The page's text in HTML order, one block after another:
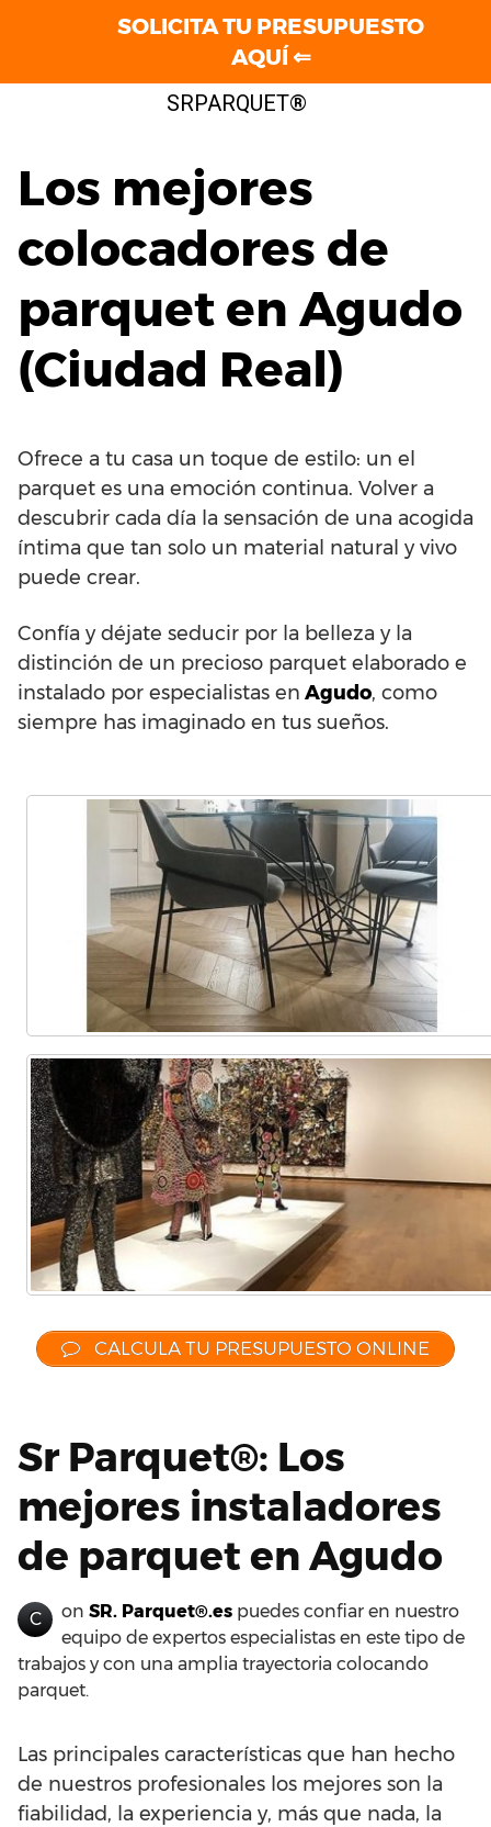
SRPARQUET®
Los mejores
colocadores de
parquet en Agudo
(Ciudad Real)
Ofrece a tu casa un toque de estilo: un el
parquet es una emoción continua. Volver a
descubrir cada día la sensación de una acogida
íntima que tan solo un material natural y vivo
puede crear.
Confía y déjate seducir por la belleza y la
distinción de un precioso parquet elaborado e
instalado por especialistas en Agudo, como
siempre has imaginado en tus sueños.
CALCULA TU PRESUPUESTO ONLINE
Sr Parquet®: Los
mejores instaladores
de parquet en Agudo
C on SR. Parquet®.es puedes confiar en nuestro
equipo de expertos especialistas en este tipo de
trabajos y con una amplia trayectoria colocando
parquet.
Las principales características que han hecho
de nuestros profesionales los mejores son la
fiabilidad, la experiencia y, más que nada, la
SOLICITA TU PRESUPUESTO
AQUÍ ⇐